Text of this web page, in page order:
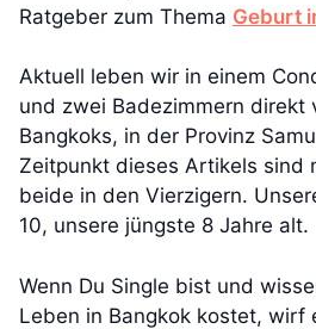
Ratgeber zum Thema Geburt
Aktuell leben wir in einem
und zwei Badezimmern direkt
Bangkoks, in der Provinz
Zeitpunkt dieses Artikels sind
beide in den Vierzigern.
10, unsere jüngste 8 Jahre alt.
Wenn Du Single bist und
Leben in Bangkok kostet, wirf